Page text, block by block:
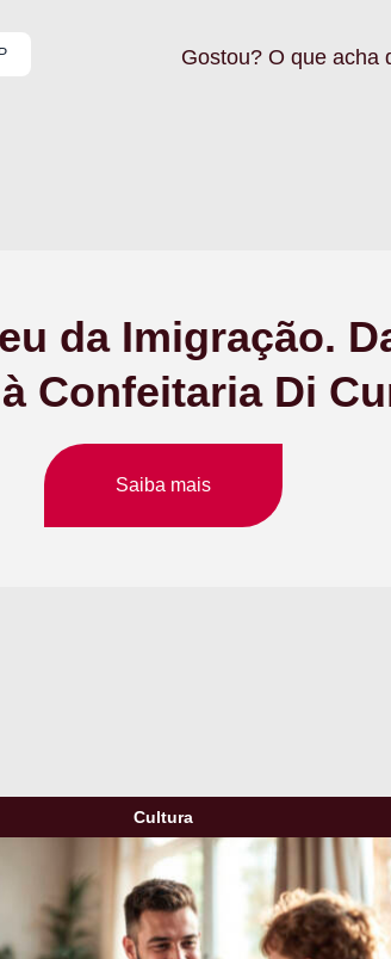
Gostou? O que acha
da Imigração.
Confeitaria Di
Saiba mais
Cultura